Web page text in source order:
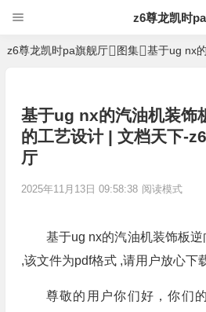
z6尊龙凯时
z6尊龙凯时pa旗舰厅 图集 基于ug nx
基于ug nx的汽油机装饰
的工艺设计 | 文档天下-
厅
2025年11月13日 09:58:38 阅读模式
基于ug nx的汽油机装饰板
,该文件为pdf格式 ,请用户放心下
尊敬的用户你们好，你们